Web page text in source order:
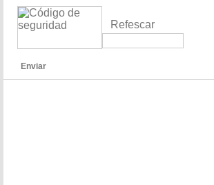
Refescar
Enviar